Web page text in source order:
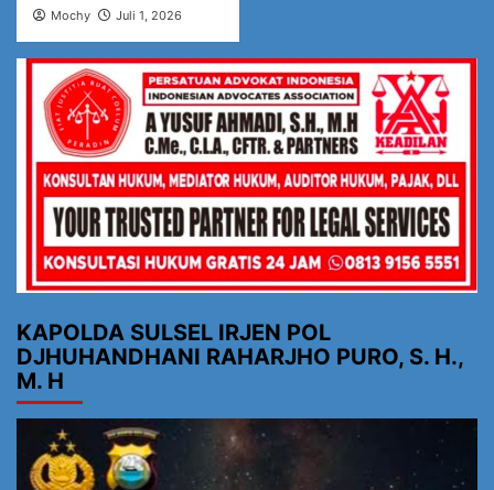
Mochy Juli 1, 2026
KAPOLDA SULSEL IRJEN POL
DJHUHANDHANI RAHARJHO PURO, S. H.,
M. H